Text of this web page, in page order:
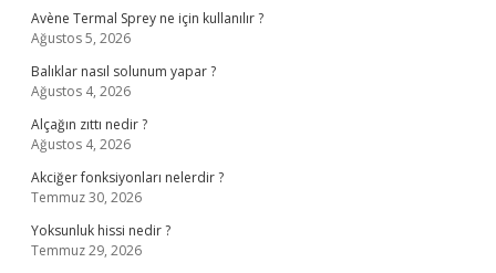
Avène Termal Sprey ne için kullanılır ?
Ağustos 5, 2026
Balıklar nasıl solunum yapar ?
Ağustos 4, 2026
Alçağın zıttı nedir ?
Ağustos 4, 2026
Akciğer fonksiyonları nelerdir ?
Temmuz 30, 2026
Yoksunluk hissi nedir ?
Temmuz 29, 2026